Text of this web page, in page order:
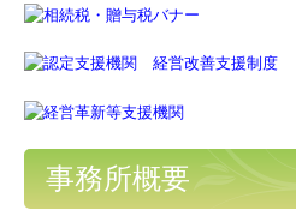
経営者オススメ情報
税務Q&A
事務所概要